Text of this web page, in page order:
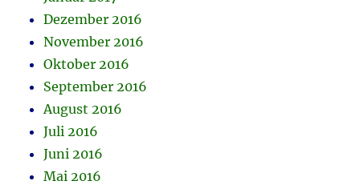
Dezember 2016
November 2016
Oktober 2016
September 2016
August 2016
Juli 2016
Juni 2016
Mai 2016